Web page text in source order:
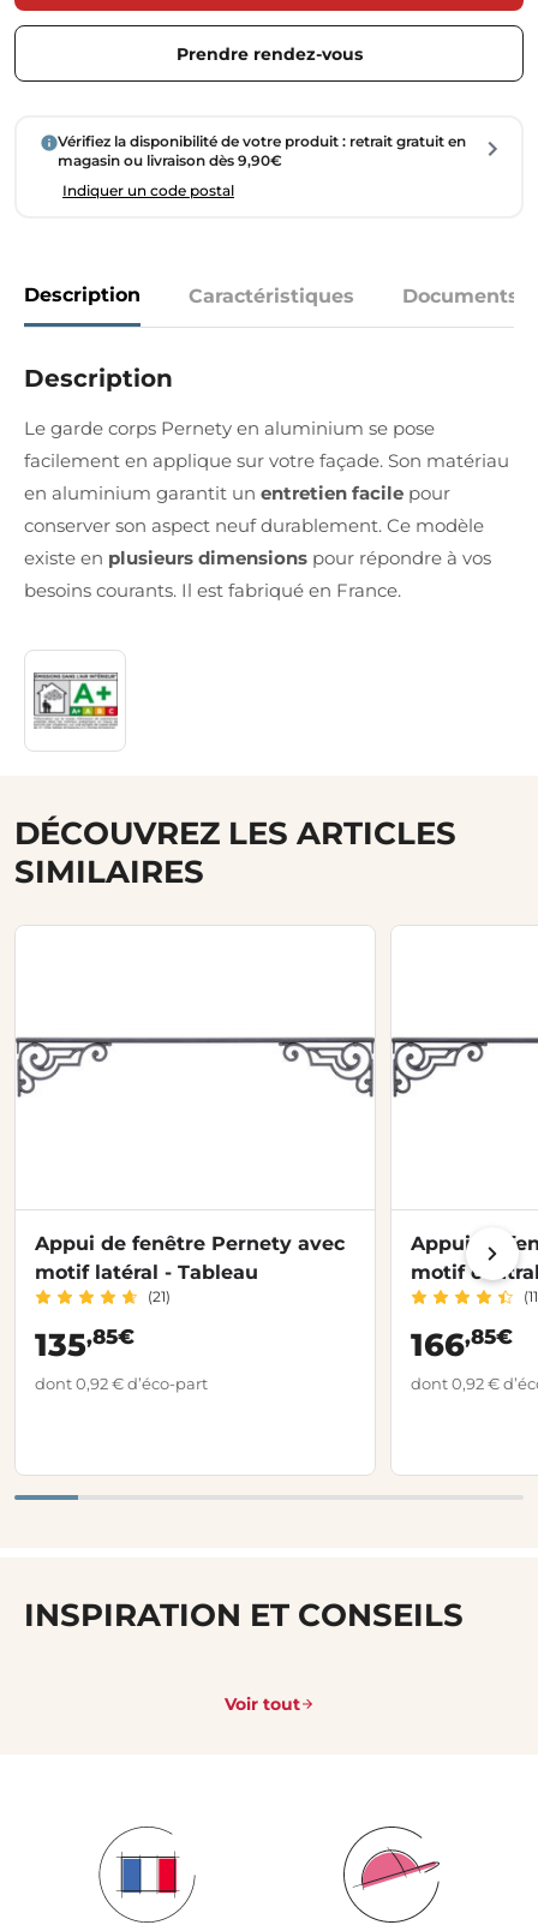
Prendre rendez-vous
Vérifiez la disponibilité de votre produit : retrait gratuit en
magasin ou livraison dès 9,90€
Indiquer un code postal
Description Caractéristiques Documents
Description
Le garde corps Pernety en aluminium se pose
facilement en applique sur votre façade. Son matériau
en aluminium garantit un entretien facile pour
conserver son aspect neuf durablement. Ce modèle
existe en plusieurs dimensions pour répondre à vos
besoins courants. Il est fabriqué en France.
DÉCOUVREZ LES ARTICLES
SIMILAIRES
Appui de fenêtre Pernety avec
motif latéral - Tableau
(21)
135,85€
dont 0,92 € d’éco-part
Appui de
motif
Tableau
166,85€
dont 0,92 €
INSPIRATION ET CONSEILS
Voir tout